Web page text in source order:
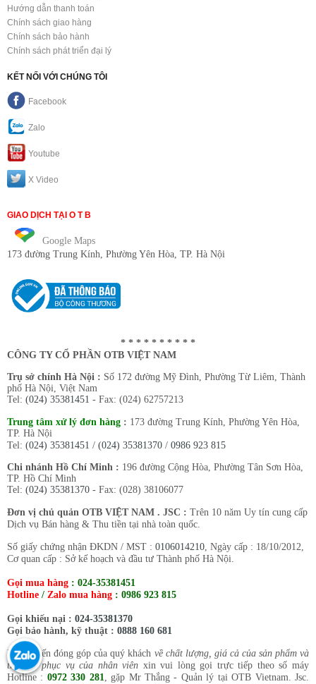
Hướng dẫn thanh toán
Chính sách giao hàng
Chính sách bảo hành
Chính sách phát triển đại lý
KẾT NỐI VỚI CHÚNG TÔI
Facebook
Zalo
Youtube
X Video
GIAO DỊCH TẠI O T B
Google Maps
173 đường Trung Kính, Phường Yên Hòa, TP. Hà Nội
* * * * * * * * * *
CÔNG TY CỔ PHẦN OTB VIỆT NAM
Trụ sở chính Hà Nội : Số 172 đường Mỹ Đình, Phường Từ Liêm, Thành
phố Hà Nội, Việt Nam
Tel: (024) 35381451 - Fax: (024) 62757213
Trung tâm xử lý đơn hàng : 173 đường Trung Kính, Phường Yên Hòa,
TP. Hà Nội
Tel: (024) 35381451 / (024) 35381370 / 0986 923 815
Chi nhánh Hồ Chí Minh : 196 đường Cộng Hòa, Phường Tân Sơn Hòa,
TP. Hồ Chí Minh
Tel: (024) 35381370 - Fax: (028) 38106077
Đơn vị chủ quản OTB VIỆT NAM . JSC : Trên 10 năm Uy tín cung cấp
Dịch vụ Bán hàng & Thu tiền tại nhà toàn quốc.
Số giấy chứng nhận ĐKDN / MST : 0106014210, Ngày cấp : 18/10/2012,
Cơ quan cấp : Sở kế hoạch và đầu tư Thành phố Hà Nội.
Gọi mua hàng : 024-35381451
Hotline / Zalo mua hàng : 0986 923 815
Gọi khiếu nại : 024-35381370
Gọi bảo hành, kỹ thuật : 0888 160 681
Mọi ý kiến đóng góp của quý khách về chất lượng, giá cả của sản phẩm và
thái độ phục vụ của nhân viên xin vui lòng gọi trực tiếp theo số máy
Hotline : 0972 330 281, gặp Mr Thắng - Quản lý tại OTB Vietnam. Jsc.